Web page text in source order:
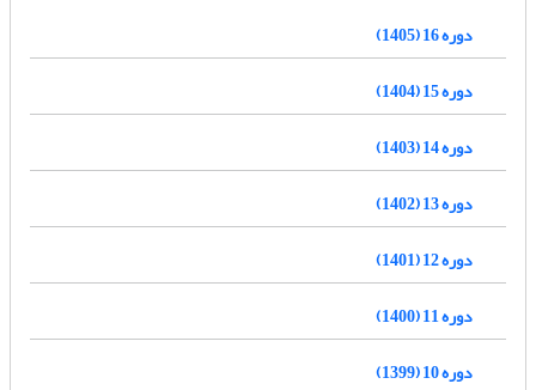
دوره 16 (1405)
دوره 15 (1404)
دوره 14 (1403)
دوره 13 (1402)
دوره 12 (1401)
دوره 11 (1400)
دوره 10 (1399)